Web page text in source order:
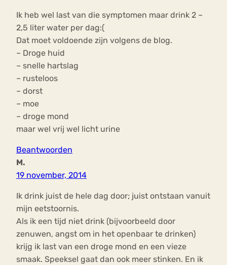
Ik heb wel last van die symptomen maar drink 2 –
2,5 liter water per dag:(
Dat moet voldoende zijn volgens de blog.
– Droge huid
– snelle hartslag
– rusteloos
– dorst
– moe
– droge mond
maar wel vrij wel licht urine
Beantwoorden
M.
19 november, 2014
Ik drink juist de hele dag door; juist ontstaan vanuit
mijn eetstoornis.
Als ik een tijd niet drink (bijvoorbeeld door
zenuwen, angst om in het openbaar te drinken)
krijg ik last van een droge mond en een vieze
smaak. Speeksel gaat dan ook meer stinken. En ik